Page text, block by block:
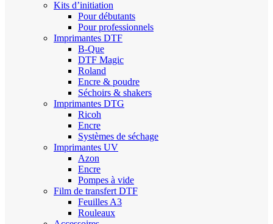
Kits d’initiation
Pour débutants
Pour professionnels
Imprimantes DTF
B-Que
DTF Magic
Roland
Encre & poudre
Séchoirs & shakers
Imprimantes DTG
Ricoh
Encre
Systèmes de séchage
Imprimantes UV
Azon
Encre
Pompes à vide
Film de transfert DTF
Feuilles A3
Rouleaux